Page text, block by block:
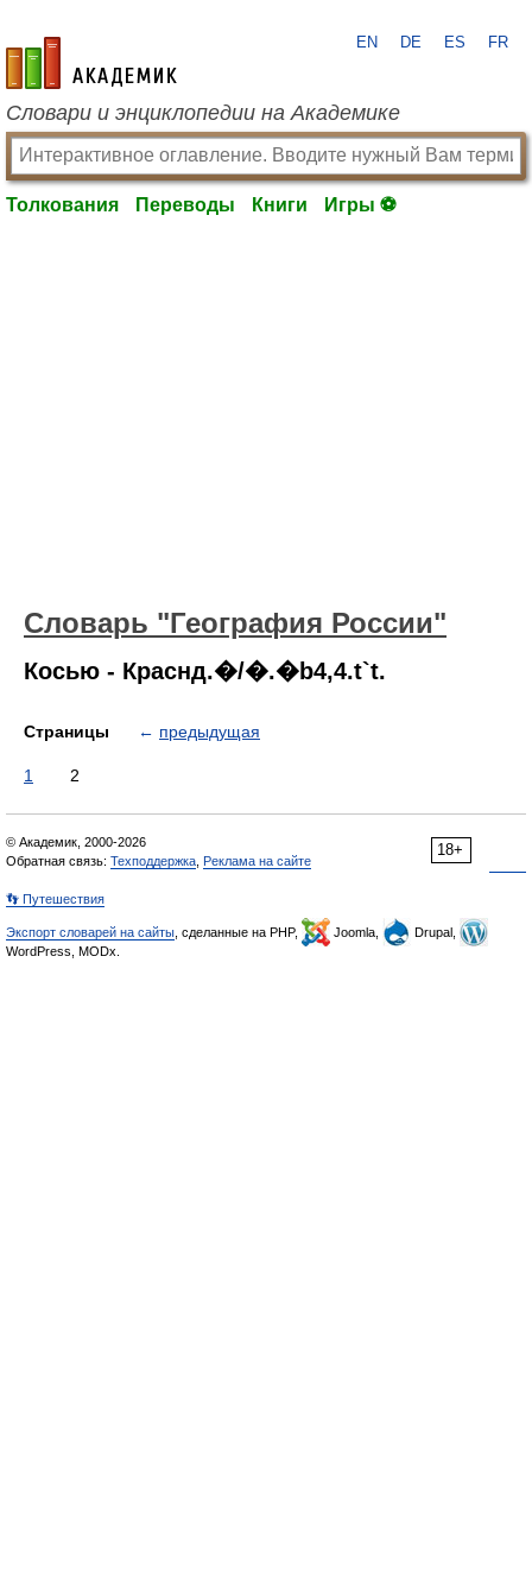
academic.ru
EN DE ES FR
Словари и энциклопедии на Академике
Толкования Переводы Книги Игры ⚽
Словарь "География России"
Косью - Краснд.�/�.�b4,4.t`t.
Страницы ← предыдущая
1 2
18+
© Академик, 2000-2026
Обратная связь: Техподдержка Реклама на сайте
👣 Путешествия
Экспорт словарей на сайты , сделанные на PHP, Joomla,
Drupal,
WordPress, MODx.